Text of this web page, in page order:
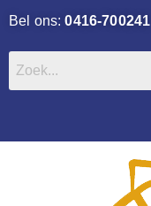
Bel ons:0416-700241